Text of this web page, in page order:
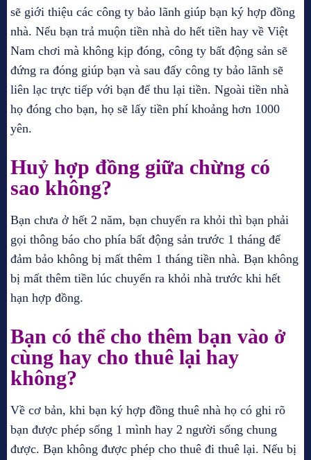
sẽ giới thiệu các công ty bảo lãnh giúp bạn ký hợp đồng
nhà. Nếu bạn trả muộn tiền nhà do hết tiền hay về Việt
Nam chơi mà không kịp đóng, công ty bất động sản sẽ
đứng ra đóng giúp bạn và sau đấy công ty bảo lãnh sẽ
liên lạc trực tiếp với bạn để thu lại tiền. Ngoài tiền nhà
họ đóng cho bạn, họ sẽ lấy tiền phí khoảng hơn 1000
yên.
Huỷ hợp đồng giữa chừng có
sao không?
Bạn chưa ở hết 2 năm, bạn chuyển ra khỏi thì bạn phải
gọi thông báo cho phía bất động sản trước 1 tháng để
đảm bảo không bị mất thêm 1 tháng tiền nhà. Bạn không
bị mất thêm tiền lúc chuyển ra khỏi nhà trước khi hết
hạn hợp đồng.
Bạn có thể cho thêm bạn vào ở
cùng hay cho thuê lại hay
không?
Về cơ bản, khi bạn ký hợp đồng thuê nhà họ có ghi rõ
bạn được phép sống 1 mình hay 2 người sống chung
được. Bạn không được phép cho thuê đi thuê lại. Nếu bị